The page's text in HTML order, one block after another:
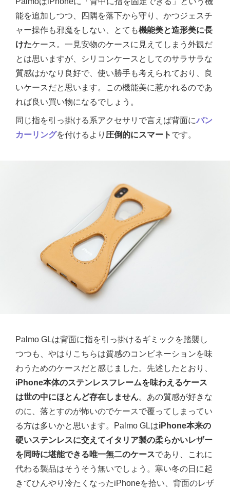
能を追加しつつ、四隅を落下から守り、かつジェスチ
ャー操作も邪魔をしない、とても機能美と造形美に長
けたケース。一見安物のケースに見えてしまう外観だ
とは思いますが、シリコンケースとしてのサラサラな
質感はかなり良好で、使い勝手も考えられており、良
いケースだと思います。この機能美に惹かれるのであ
れば良い買い物になるでしょう。
同じ指を引っ掛ける系アクセサリで言えば背面にバン
カーリングを付けるより 圧倒的にスマート です。
Palmo GLは背面に指を引っ掛けるギミックを踏襲し
つつも、やはりこちらは質感のコンビネーションを味
わうためのケースだと感じました。先述したとおり、
iPhone本体のステンレスフレームを味わえるケース
は世の中にほとんど存在しません。あの質感が好きな
のに、落とすのが怖いのでケースで覆ってしまってい
る方は多いかと思います。Palmo GLはiPhone本来の
硬いステンレスに交えてイタリア製の柔らかいレザー
を同時に堪能できる唯一無二のケースであり、これに
代わる製品はそうそう無いでしょう。寒い冬の日に起
きてひんやり冷たくなったiPhoneを拾い、背面のレザ